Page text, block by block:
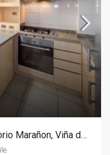
Venta de Departamento en Gregorio Marañon, Viña del Mar